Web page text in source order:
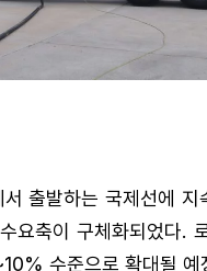
출발하는 국제선에
요축이 구체화되었다.
수준으로 확대될 예